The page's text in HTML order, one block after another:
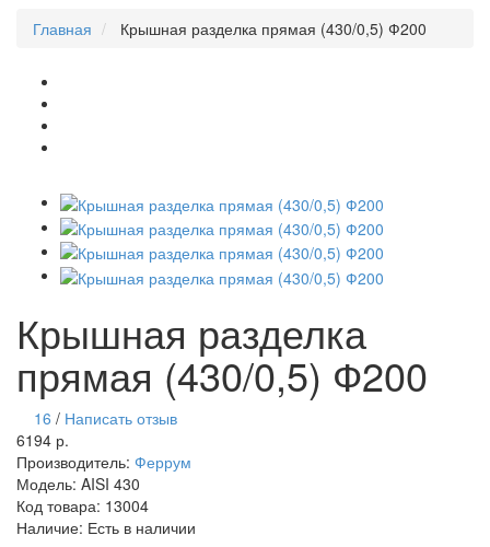
Главная
Крышная разделка прямая (430/0,5) Ф200
Крышная разделка
прямая (430/0,5) Ф200
16 / Написать отзыв
6194 р.
Производитель: Феррум
Модель: AISI 430
Код товара: 13004
Наличие: Есть в наличии